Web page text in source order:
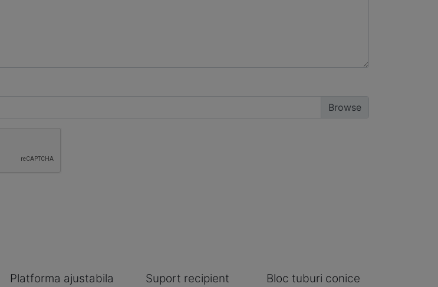
Platforma ajustabila
Suport recipient
Bloc tuburi conice